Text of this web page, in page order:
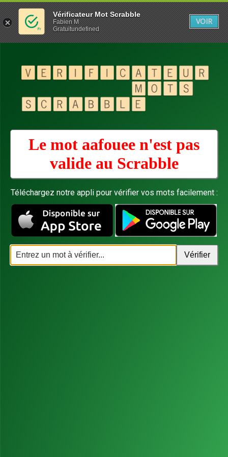
Le mot aafouee n'est pas
valide au Scrabble
Téléchargez notre appli pour vérifier vos mots facilement :
Vérificateur Mot Scrabble
Fabien M
Gratuitundefined
VOIR